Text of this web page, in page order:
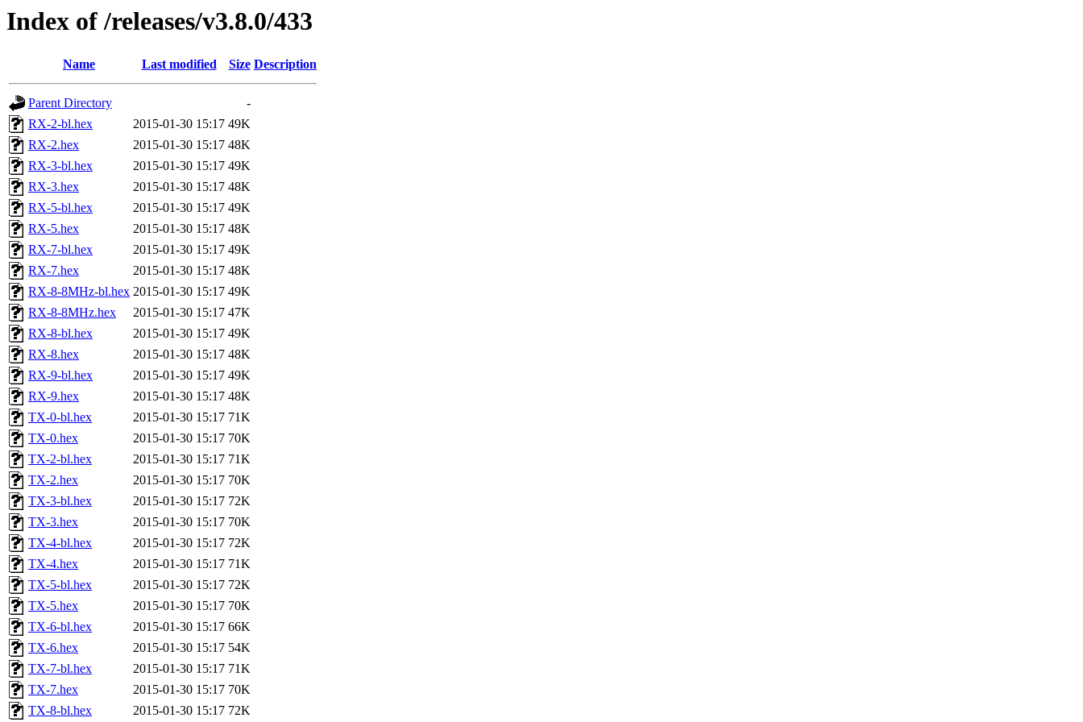
Index of /releases/v3.8.0/433
Name Last modified Size Description
Parent Directory
-
RX-2-bl.hex
2015-01-30 15:17 49K
RX-2.hex
2015-01-30 15:17 48K
RX-3-bl.hex
2015-01-30 15:17 49K
RX-3.hex
2015-01-30 15:17 48K
RX-5-bl.hex
2015-01-30 15:17 49K
RX-5.hex
2015-01-30 15:17 48K
RX-7-bl.hex
2015-01-30 15:17 49K
RX-7.hex
2015-01-30 15:17 48K
RX-8-8MHz-bl.hex 2015-01-30 15:17 49K
RX-8-8MHz.hex
2015-01-30 15:17 47K
RX-8-bl.hex
2015-01-30 15:17 49K
RX-8.hex
2015-01-30 15:17 48K
RX-9-bl.hex
2015-01-30 15:17 49K
RX-9.hex
2015-01-30 15:17 48K
TX-0-bl.hex
2015-01-30 15:17 71K
TX-0.hex
2015-01-30 15:17 70K
TX-2-bl.hex
2015-01-30 15:17 71K
TX-2.hex
2015-01-30 15:17 70K
TX-3-bl.hex
2015-01-30 15:17 72K
TX-3.hex
2015-01-30 15:17 70K
TX-4-bl.hex
2015-01-30 15:17 72K
TX-4.hex
2015-01-30 15:17 71K
TX-5-bl.hex
2015-01-30 15:17 72K
TX-5.hex
2015-01-30 15:17 70K
TX-6-bl.hex
2015-01-30 15:17 66K
TX-6.hex
2015-01-30 15:17 54K
TX-7-bl.hex
2015-01-30 15:17 71K
TX-7.hex
2015-01-30 15:17 70K
TX-8-bl.hex
2015-01-30 15:17 72K